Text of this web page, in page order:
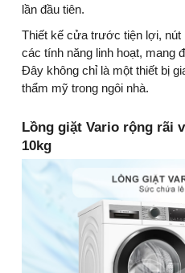
lần đầu tiên.
Thiết kế cửa trước tiện lợi,
các tính năng linh hoạt, mang
Đây không chỉ là một thiết bị
thẩm mỹ trong ngôi nhà.
Lồng giặt Vario rộng rãi
10kg